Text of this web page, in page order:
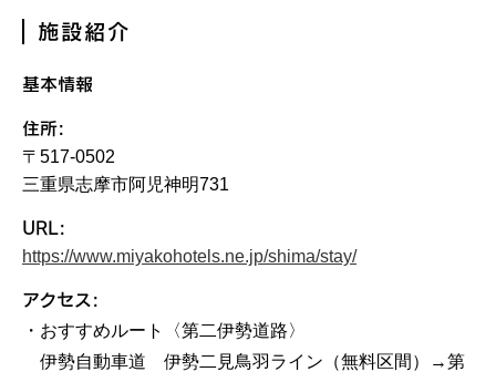
施設紹介
基本情報
住所:
〒517-0502
三重県志摩市阿児神明731
URL:
https://www.miyakohotels.ne.jp/shima/stay/
アクセス:
おすすめルート〈第二伊勢道路〉
伊勢自動車道 伊勢二見鳥羽ライン（無料区間）→第